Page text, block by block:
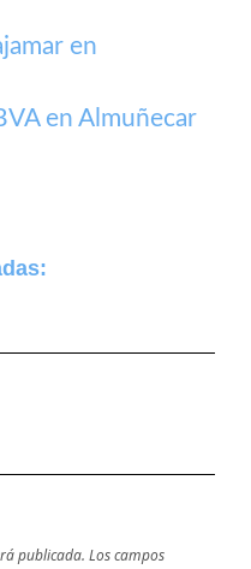
en
en Almuñecar
publicada. Los campos